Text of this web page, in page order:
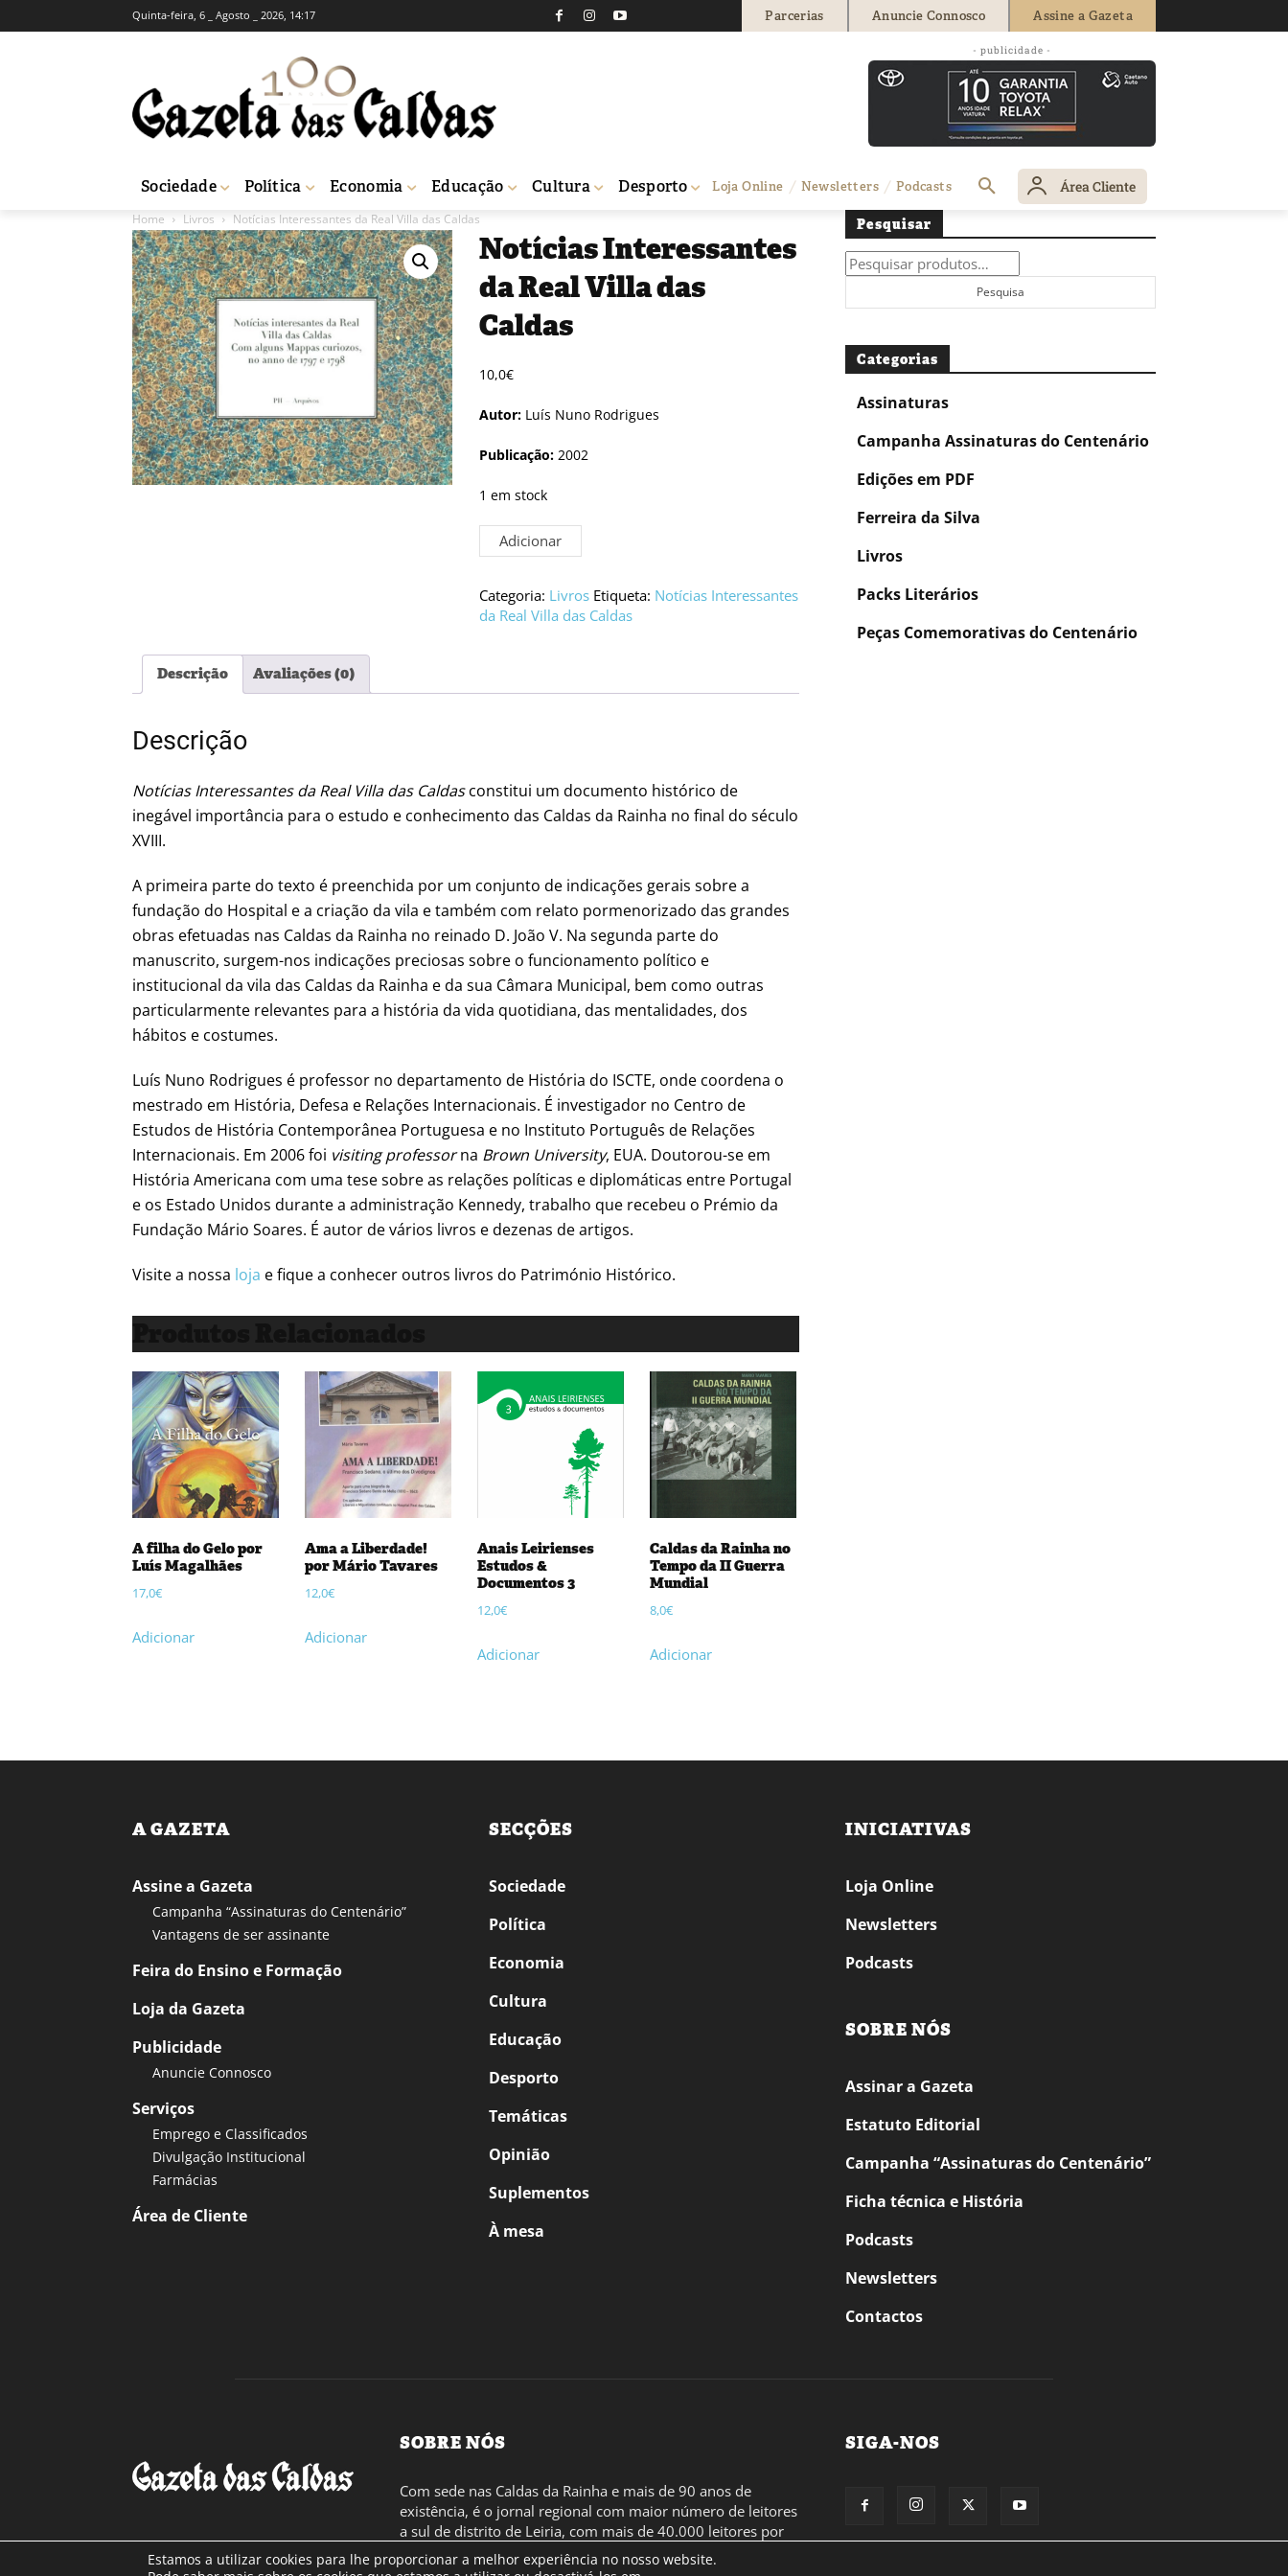
Quinta-feira, 6 _ Agosto _ 2026, 14:17 Parcerias Anuncie Connosco Assine a Gazeta
- publicidade -
Sociedade Política Economia Educação Cultura Desporto Loja Online Newsletters Podcasts Área Cliente
Home Livros Notícias Interessantes da Real Villa das Caldas
Notícias Interessantes
da Real Villa das
Caldas
10,0€
Autor:Luís Nuno Rodrigues
Publicação:2002
1 em stock
Quantidade
de
Interessantes
da
Caldas
Adicionar
Categoria: Livros Etiqueta: Notícias Interessantes
da Real Villa das Caldas
Descrição Avaliações (0)
Descrição
Notícias Interessantes da Real Villa das Caldasconstitui um documento histórico de
inegável importância para o estudo e conhecimento das Caldas da Rainha no final do século
XVIII.
A primeira parte do texto é preenchida por um conjunto de indicações gerais sobre a
fundação do Hospital e a criação da vila e também com relato pormenorizado das grandes
obras efetuadas nas Caldas da Rainha no reinado D. João V. Na segunda parte do
manuscrito, surgem-nos indicações preciosas sobre o funcionamento político e
institucional da vila das Caldas da Rainha e da sua Câmara Municipal, bem como outras
particularmente relevantes para a história da vida quotidiana, das mentalidades, dos
hábitos e costumes.
Luís Nuno Rodrigues é professor no departamento de História do ISCTE, onde coordena o
mestrado em História, Defesa e Relações Internacionais. É investigador no Centro de
Estudos de História Contemporânea Portuguesa e no Instituto Português de Relações
Internacionais. Em 2006 foi visiting professorna Brown University, EUA. Doutorou-se em
História Americana com uma tese sobre as relações políticas e diplomáticas entre Portugal
e os Estado Unidos durante a administração Kennedy, trabalho que recebeu o Prémio da
Fundação Mário Soares. É autor de vários livros e dezenas de artigos.
Visite a nossa loja e fique a conhecer outros livros do Património Histórico.
A filha do Gelo por
Luís Magalhães
17,0€
Adicionar
Ama a Liberdade!
por Mário Tavares
12,0€
Adicionar
Anais Leirienses
Estudos &
Documentos 3
12,0€
Adicionar
Caldas da Rainha no
Tempo da II Guerra
Mundial
8,0€
Adicionar
Pesquisar
Pesquisar
por:
Pesquisa
Categorias
Assinaturas
Campanha Assinaturas do Centenário
Edições em PDF
Ferreira da Silva
Livros
Packs Literários
Peças Comemorativas do Centenário
A GAZETA
Assine a Gazeta
Campanha “Assinaturas do Centenário”
Vantagens de ser assinante
Feira do Ensino e Formação
Loja da Gazeta
Publicidade
Anuncie Connosco
Serviços
Emprego e Classificados
Divulgação Institucional
Farmácias
Área de Cliente
SECÇÕES
Sociedade
Política
Economia
Cultura
Educação
Desporto
Temáticas
Opinião
Suplementos
À mesa
INICIATIVAS
Loja Online
Newsletters
Podcasts
SOBRE NÓS
Assinar a Gazeta
Estatuto Editorial
Campanha “Assinaturas do Centenário”
Ficha técnica e História
Podcasts
Newsletters
Contactos
SOBRE NÓS
Com sede nas Caldas da Rainha e mais de 90 anos de
existência, é o jornal regional com maior número de leitores
a sul de distrito de Leiria, com mais de 40.000 leitores por
toda a região Oeste. Jornal com distribuição em Portugal
Continental e assinatura online.
SIGA-NOS
Estamos a utilizar cookies para lhe proporcionar a melhor experiência no nosso website.